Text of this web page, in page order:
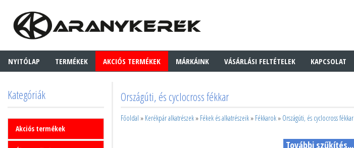
NYITÓLAP TERMÉKEK AKCIÓS TERMÉKEK MÁRKÁINK VÁSÁRLÁSI FELTÉTELEK KAPCSOLAT
Kategóriák
Akciós termékek
Országúti, és cyclocross fékkar
Főoldal » Kerékpár alkatrészek» Fékek és alkatrészeik» Fékkarok» Országúti, és cyclocross fékkar